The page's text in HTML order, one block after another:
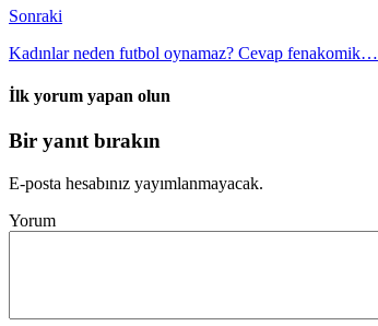
Sonraki
Kadınlar neden futbol oynamaz? Cevap fenakomik…
İlk yorum yapan olun
Bir yanıt bırakın
E-posta hesabınız yayımlanmayacak.
Yorum